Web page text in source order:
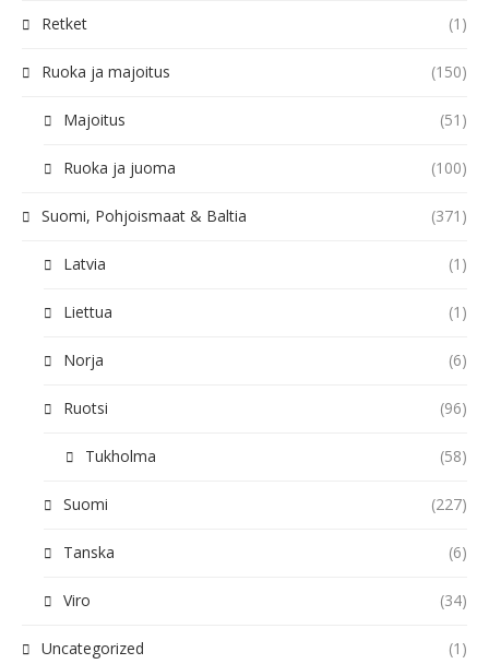
Retket (1)
Ruoka ja majoitus (150)
Majoitus (51)
Ruoka ja juoma (100)
Suomi, Pohjoismaat & Baltia (371)
Latvia (1)
Liettua (1)
Norja (6)
Ruotsi (96)
Tukholma (58)
Suomi (227)
Tanska (6)
Viro (34)
Uncategorized (1)